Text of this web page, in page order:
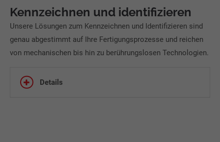
Kennzeichnen und identifizieren
Unsere Lösungen zum Kennzeichnen und Identifizieren sind
genau abgestimmt auf Ihre Fertigungsprozesse und reichen
von mechanischen bis hin zu berührungslosen Technologien.
Details